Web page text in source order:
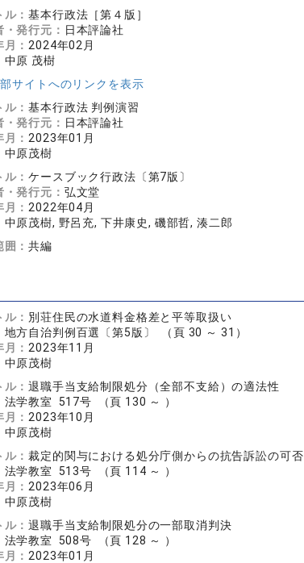
ル：基本行政法［第４版］
・発行元： 日本評論社
： 2024年02月
中原 茂樹
サイトへのリンクを表示
ル：基本行政法 判例演習
・発行元： 日本評論社
： 2023年01月
中原茂樹
ル：ケースブック行政法〔第7版〕
・発行元： 弘文堂
： 2022年04月
中原茂樹, 野呂充, 下井康史, 磯部哲, 湊二郎
囲：共編
： 別荘住民の水道料金格差と平等取扱い
地方自治判例百選〔第5版〕 （頁 30 ～ 31）
： 2023年11月
中原茂樹
ル：退職手当支給制限処分（全部不支給）の適法性
法学教室 517号 （頁 130 ～ ）
： 2023年10月
中原茂樹
ル：裁定的関与における処分庁側からの抗告訴訟の可否
法学教室 513号 （頁 114 ～ ）
： 2023年06月
中原茂樹
ル：退職手当支給制限処分の一部取消判決
法学教室 508号 （頁 128 ～ ）
： 2023年01月